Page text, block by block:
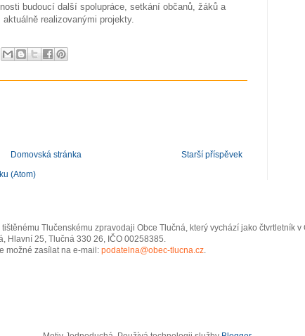
budoucí další spolupráce, setkání občanů, žáků a
realizovanými projekty.
Starší příspěvek
Domovská stránka
(Atom)
Tlučenskému zpravodaji Obce Tlučná, který vychází jako čtvrtletník
Hlavní 25, Tlučná 330 26, IČO 00258385.
možné zasílat na e-mail: podatelna@obec-tlucna.cz.